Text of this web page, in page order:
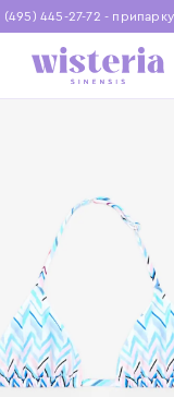
(495) 445-27-72 -
доставка при заказе
чтобы покупки